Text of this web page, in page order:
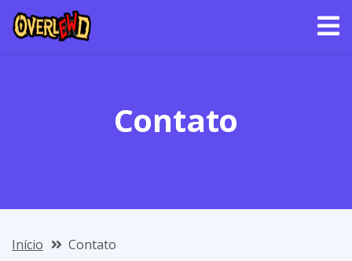
Contato
Início Contato